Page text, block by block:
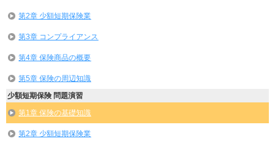
第2章 少額短期保険業
第3章 コンプライアンス
第4章 保険商品の概要
第5章 保険の周辺知識
少額短期保険 問題演習
第1章 保険の基礎知識
第2章 少額短期保険業